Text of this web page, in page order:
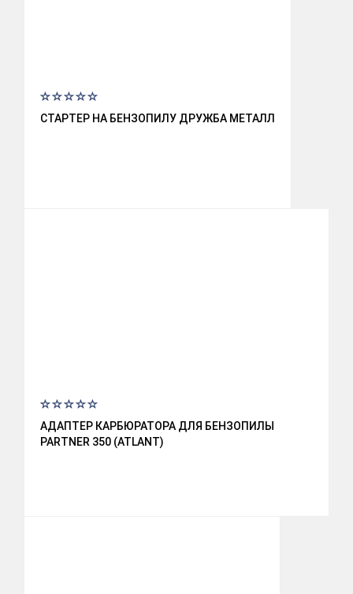
СТАРТЕР НА БЕНЗОПИЛУ ДРУЖБА МЕТАЛЛ
АДАПТЕР КАРБЮРАТОРА ДЛЯ БЕНЗОПИЛЫ
PARTNER 350 (ATLANT)